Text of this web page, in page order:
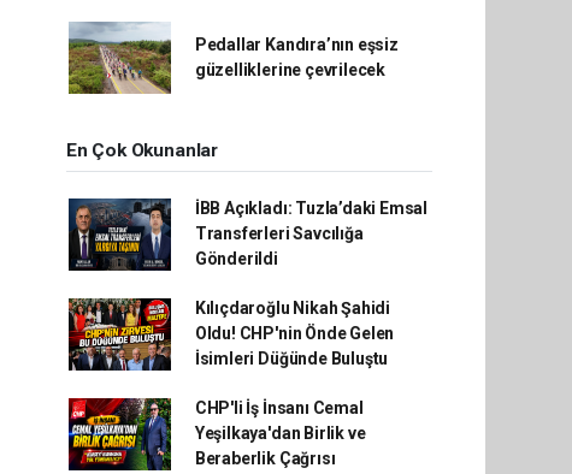
Pedallar Kandıra’nın eşsiz
güzelliklerine çevrilecek
En Çok Okunanlar
İBB Açıkladı: Tuzla’daki Emsal
Transferleri Savcılığa
Gönderildi
Kılıçdaroğlu Nikah Şahidi
Oldu! CHP'nin Önde Gelen
İsimleri Düğünde Buluştu
CHP'li İş İnsanı Cemal
Yeşilkaya'dan Birlik ve
Beraberlik Çağrısı